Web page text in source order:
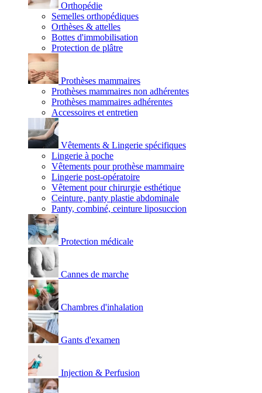
Orthopédie
Semelles orthopédiques
Orthèses & attelles
Bottes d'immobilisation
Protection de plâtre
Prothèses mammaires
Prothèses mammaires non adhérentes
Prothèses mammaires adhérentes
Accessoires et entretien
Vêtements & Lingerie spécifiques
Lingerie à poche
Vêtements pour prothèse mammaire
Lingerie post-opératoire
Vêtement pour chirurgie esthétique
Ceinture, panty plastie abdominale
Panty, combiné, ceinture liposuccion
Protection médicale
Cannes de marche
Chambres d'inhalation
Gants d'examen
Injection & Perfusion